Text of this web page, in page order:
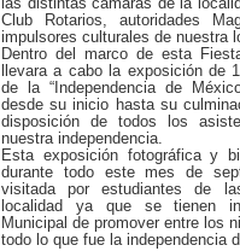
Club Rotarios, autoridades
impulsores culturales de nuestra
Dentro del marco de esta
llevara a cabo la exposición de
de la “Independencia de
desde su inicio hasta su
disposición de todos los
nuestra independencia.
Esta exposición fotográfica y
durante todo este mes de
visitada por estudiantes de
localidad ya que se tienen
Municipal de promover entre los
todo lo que fue la independencia